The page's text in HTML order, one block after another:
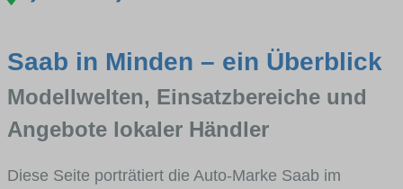
Saab in Minden – ein Überblick
Modellwelten, Einsatzbereiche und
Angebote lokaler Händler
Diese Seite porträtiert die Auto-Marke Saab im